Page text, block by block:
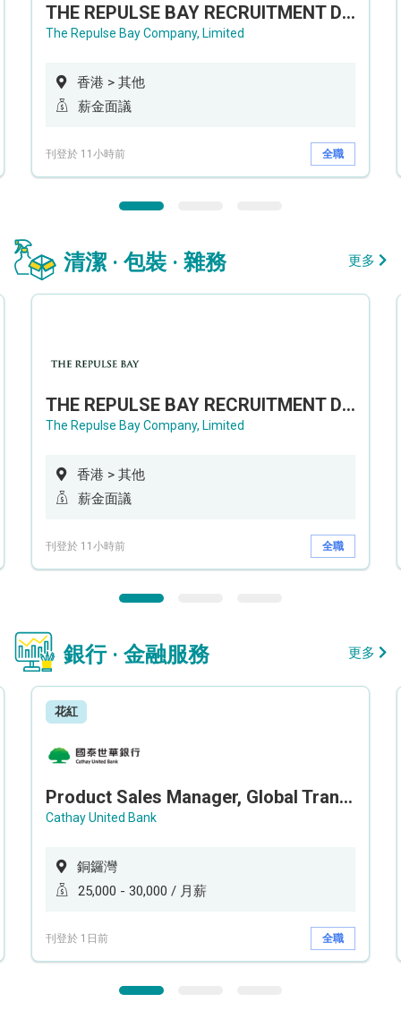
THE REPULSE BAY RECRUITMENT DAY 淺水灣影灣園人才招聘會
The Repulse Bay Company, Limited
香港 > 其他
薪金面議
刊登於 11小時前 全職
清潔 · 包裝 · 雜務 更多
THE REPULSE BAY RECRUITMENT DAY 淺水灣影灣園人才招聘會
The Repulse Bay Company, Limited
香港 > 其他
薪金面議
刊登於 11小時前 全職
銀行 · 金融服務 更多
花紅
Product Sales Manager, Global Transaction Service (GTS)
Cathay United Bank
銅鑼灣
25,000 - 30,000 / 月薪
刊登於 1日前 全職